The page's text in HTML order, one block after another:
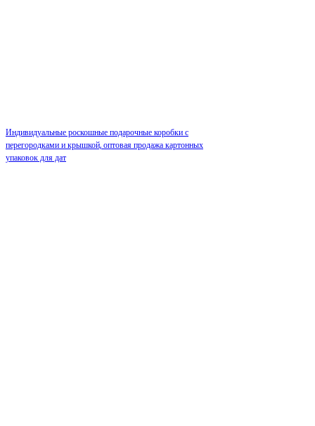
Индивидуальные роскошные подарочные коробки с
перегородками и крышкой, оптовая продажа картонных
упаковок для дат